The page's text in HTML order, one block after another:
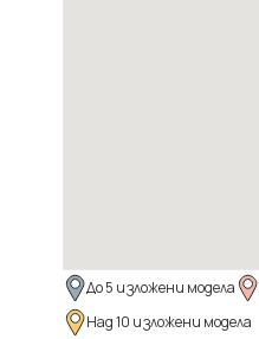
До 5 изложени модела
Над 10 изложени модела